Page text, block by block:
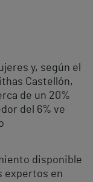
y, según el
Castellón,
de un 20%
del 6% ve
disponible
expertos en